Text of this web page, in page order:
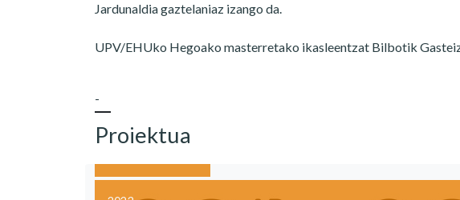
Jardunaldia gaztelaniaz izango da.
UPV/EHUko Hegoako masterretako ikasleentzat Bilbotik
-
Proiektua